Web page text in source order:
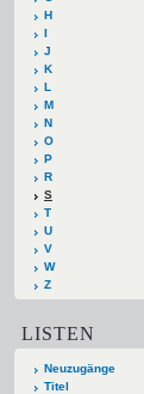
H
I
J
K
L
M
N
O
P
R
S
T
U
V
W
Z
LISTEN
Neuzugänge
Titel